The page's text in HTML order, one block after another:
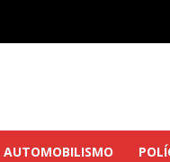
AUTOMOBILISMO